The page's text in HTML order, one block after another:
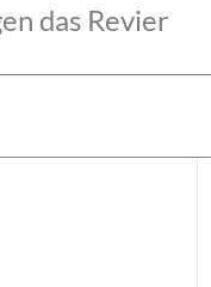
das Revier